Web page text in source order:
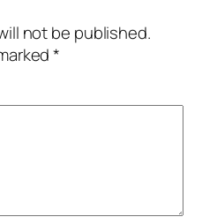
not be published.
*